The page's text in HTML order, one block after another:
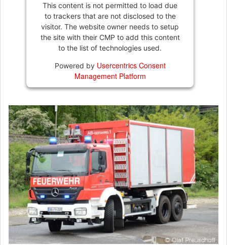
This content is not permitted to load due
to trackers that are not disclosed to the
visitor. The website owner needs to setup
the site with their CMP to add this content
to the list of technologies used.
Powered by Usercentrics Consent
Management Platform